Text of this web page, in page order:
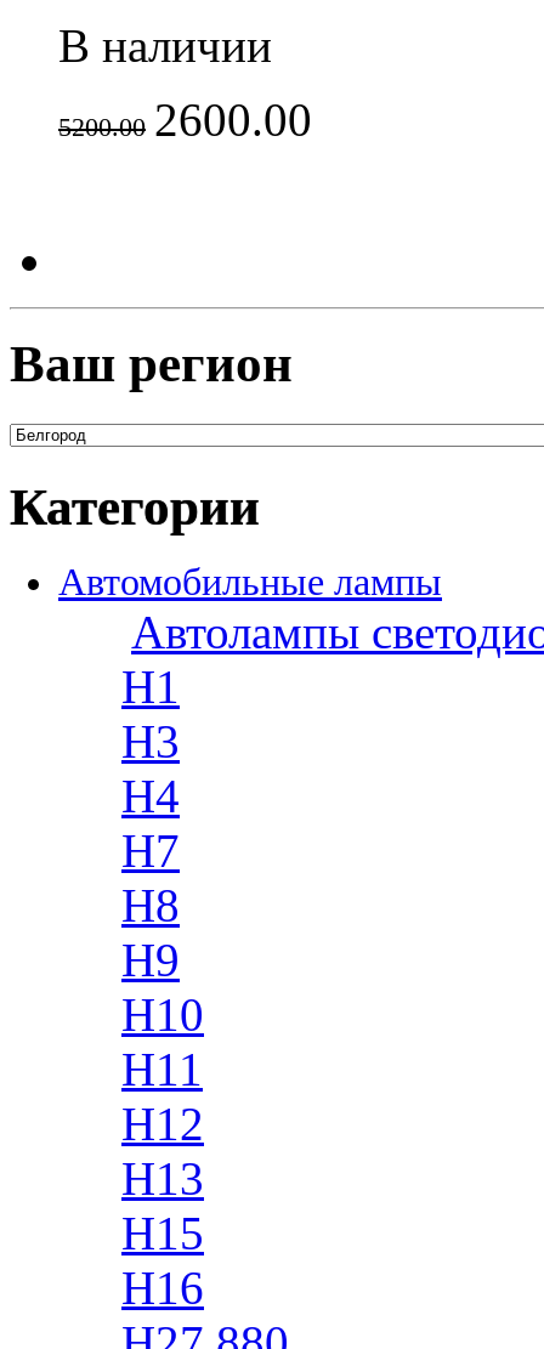
В наличии
5200.00 2600.00
Ваш регион
Категории
Автомобильные лампы
Автолампы
H1
H3
H4
H7
H8
H9
H10
H11
H12
H13
H15
H16